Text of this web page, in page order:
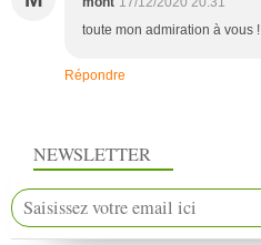
toute mon admiration à vous !
Répondre
NEWSLETTER